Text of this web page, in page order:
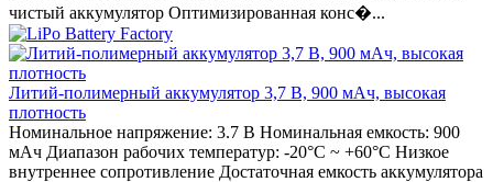
чистый аккумулятор Оптимизированная конс�...
Литий-полимерный аккумулятор 3,7 В, 900 мАч, высокая
плотность
Номинальное напряжение: 3.7 В Номинальная емкость: 900
мАч Диапазон рабочих температур: -20°C ~ +60°C Низкое
внутреннее сопротивление Достаточная емкость аккумулятора